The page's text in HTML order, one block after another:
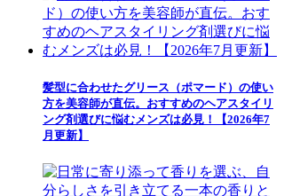
髪型に合わせたグリース（ポマード）の使い
方を美容師が直伝。おすすめのヘアスタイリ
ング剤選びに悩むメンズは必見！【2026年7
月更新】